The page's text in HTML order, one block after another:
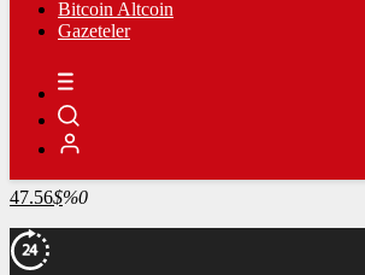
90951 Ξ%1.8
RİPPLE
49.71
%-1.5
TETHER
47.56$%0
Bitcoin Altcoin
Gazeteler